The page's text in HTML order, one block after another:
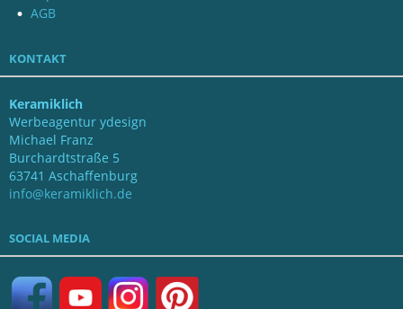
AGB
KONTAKT
Keramiklich
Werbeagentur ydesign
Michael Franz
Burchardtstraße 5
63741 Aschaffenburg
info@keramiklich.de
SOCIAL MEDIA